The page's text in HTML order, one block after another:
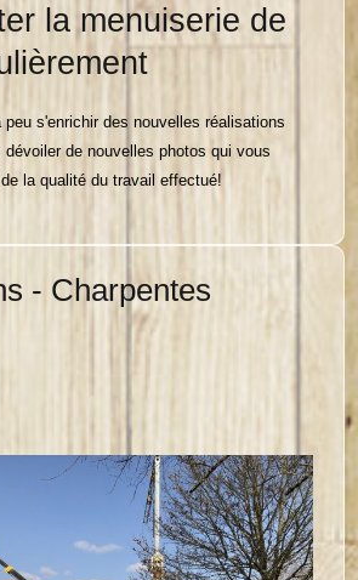
la menuiserie de
s'enrichir des nouvelles réalisations
de nouvelles photos qui vous
la qualité du travail effectué!
- Charpentes